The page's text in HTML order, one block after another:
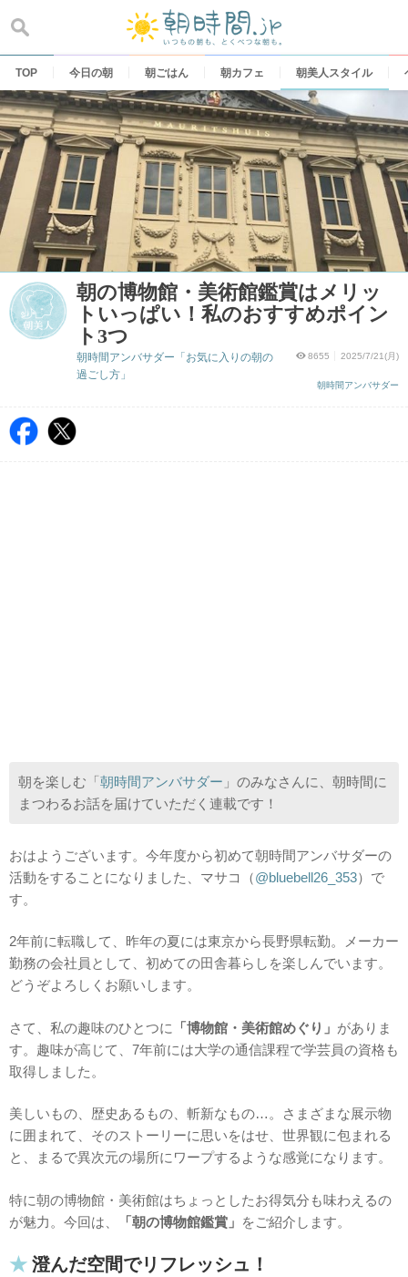
content
TOP 今日の朝 朝ごはん 朝カフェ 朝美人スタイル
朝の博物館・美術館鑑賞はメリッ
トいっぱい！私のおすすめポイン
ト3つ
8655 2025/7/21(月)
朝時間アンバサダー
朝時間アンバサダー「お気に入りの朝の
過ごし方」
朝を楽しむ「朝時間アンバサダー 」のみなさんに、朝時間に
まつわるお話を届けていただく連載です！
おはようございます。今年度から初めて朝時間アンバサダーの
活動をすることになりました、マサコ（@bluebell26_353）で
す。
2年前に転職して、昨年の夏には東京から長野県転勤。メーカー
勤務の会社員として、初めての田舎暮らしを楽しんでいます。
どうぞよろしくお願いします。
さて、私の趣味のひとつに 「博物館・美術館めぐり」 がありま
す。趣味が高じて、7年前には大学の通信課程で学芸員の資格も
取得しました。
美しいもの、歴史あるもの、斬新なもの…。さまざまな展示物
に囲まれて、そのストーリーに思いをはせ、世界観に包まれる
と、まるで異次元の場所にワープするような感覚になります。
特に朝の博物館・美術館はちょっとしたお得気分も味わえるの
が魅力。今回は、
「朝の博物館鑑賞」 をご紹介します。
澄んだ空間でリフレッシュ！